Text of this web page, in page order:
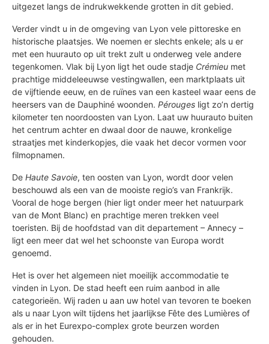
uitgezet langs de indrukwekkende grotten in dit gebied.
Verder vindt u in de omgeving van Lyon vele pittoreske en
historische plaatsjes. We noemen er slechts enkele; als u er
met een huurauto op uit trekt zult u onderweg vele andere
tegenkomen. Vlak bij Lyon ligt het oude stadje Crémieu met
prachtige middeleeuwse vestingwallen, een marktplaats uit
de vijftiende eeuw, en de ruïnes van een kasteel waar eens de
heersers van de Dauphiné woonden. Pérouges ligt zo’n dertig
kilometer ten noordoosten van Lyon. Laat uw huurauto buiten
het centrum achter en dwaal door de nauwe, kronkelige
straatjes met kinderkopjes, die vaak het decor vormen voor
filmopnamen.
De Haute Savoie, ten oosten van Lyon, wordt door velen
beschouwd als een van de mooiste regio’s van Frankrijk.
Vooral de hoge bergen (hier ligt onder meer het natuurpark
van de Mont Blanc) en prachtige meren trekken veel
toeristen. Bij de hoofdstad van dit departement – Annecy –
ligt een meer dat wel het schoonste van Europa wordt
genoemd.
Het is over het algemeen niet moeilijk accommodatie te
vinden in Lyon. De stad heeft een ruim aanbod in alle
categorieën. Wij raden u aan uw hotel van tevoren te boeken
als u naar Lyon wilt tijdens het jaarlijkse Fête des Lumières of
als er in het Eurexpo-complex grote beurzen worden
gehouden.